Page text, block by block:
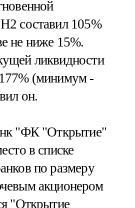
составил 105%
не ниже 15%.
ликвидности
(минимум -
он.
"ФК "Открытие"
в списке
по размеру
акционером
"Открытие